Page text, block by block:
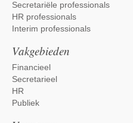
Secretariële professionals
HR professionals
Interim professionals
Vakgebieden
Financieel
Secretarieel
HR
Publiek